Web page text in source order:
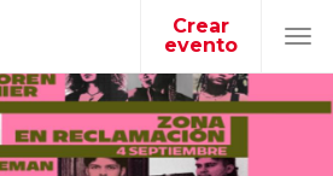
Crear
evento